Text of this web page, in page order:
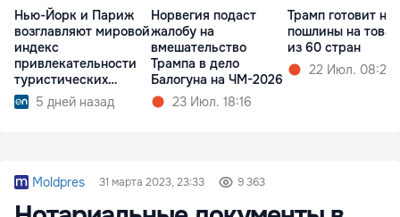
Нью-Йорк и Париж
возглавляют мировой
индекс
привлекательности
туристических
городов5 дней назад
Норвегия подаст
жалобу на
вмешательство
Трампа в дело
Балогуна на ЧМ-2026
23 Июл. 18:16
Трамп готовит
пошлины на
из 60 стран
22 Июл. 08:20
Moldpres 31 марта 2023, 23:33 9 363